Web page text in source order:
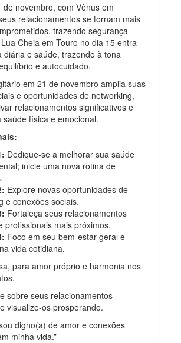
de novembro, com Vênus em
relacionamentos se tornam mais
trazendo segurança
Cheia em Touro no dia 15 entra
diária e saúde, trazendo à tona
e autocuidado.
em 21 de novembro amplia suas
e oportunidades de networking,
relacionamentos significativos e
saúde física e emocional.
Dedique-se a melhorar sua saúde
inicie uma nova rotina de
Explore novas oportunidades de
e conexões sociais.
Fortaleça seus relacionamentos
profissionais mais próximos.
Foco em seu bem-estar geral e
vida cotidiana.
para amor próprio e harmonia nos
sobre seus relacionamentos
visualize-os prosperando.
digno(a) de amor e conexões
minha vida.”